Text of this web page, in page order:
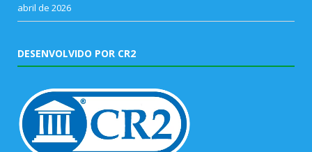
abril de 2026
DESENVOLVIDO POR CR2